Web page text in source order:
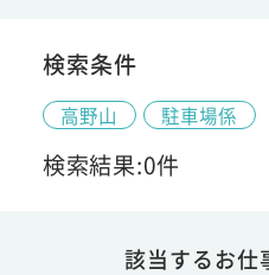
検索条件
高野山 駐車場係
検索結果:0件
該当するお仕